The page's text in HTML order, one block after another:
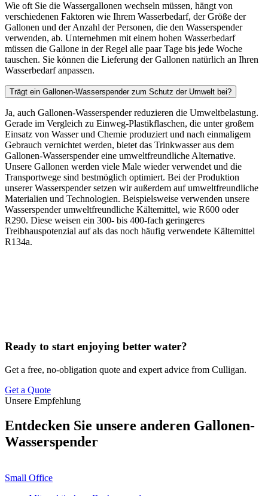
Wie oft Sie die Wassergallonen wechseln müssen, hängt von
verschiedenen Faktoren wie Ihrem Wasserbedarf, der Größe der
Gallonen und der Anzahl der Personen, die den Wasserspender
verwenden, ab. Unternehmen mit einem hohen Wasserbedarf
müssen die Gallone in der Regel alle paar Tage bis jede Woche
tauschen. Sie können die Lieferung der Gallonen natürlich an Ihren
Wasserbedarf anpassen.
Trägt ein Gallonen-Wasserspender zum Schutz der Umwelt bei?
Ja, auch Gallonen-Wasserspender reduzieren die Umweltbelastung.
Gerade im Vergleich zu Einweg-Plastikflaschen, die unter großem
Einsatz von Wasser und Chemie produziert und nach einmaligem
Gebrauch vernichtet werden, bietet das Trinkwasser aus dem
Gallonen-Wasserspender eine umweltfreundliche Alternative.
Unsere Gallonen werden viele Male wieder verwendet und die
Transportwege sind bestmöglich optimiert. Bei der Produktion
unserer Wasserspender setzen wir außerdem auf umweltfreundliche
Materialien und Technologien. Beispielsweise verwenden unsere
Wasserspender umweltfreundliche Kältemittel, wie R600 oder
R290. Diese weisen ein 300- bis 400-fach geringeres
Treibhauspotenzial auf als das noch häufig verwendete Kältemittel
R134a.
Ready to start enjoying better water?
Get a free, no-obligation quote and expert advice from Culligan.
Get a Quote
Unsere Empfehlung
Entdecken Sie unsere anderen Gallonen-
Wasserspender
Small Office